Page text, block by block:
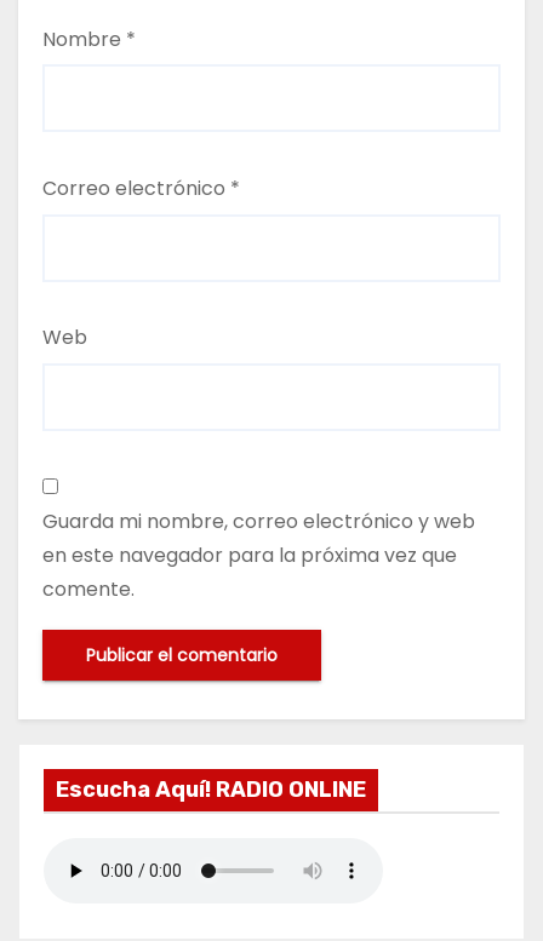
Nombre *
Correo electrónico *
Web
Guarda mi nombre, correo electrónico y web
en este navegador para la próxima vez que
comente.
Escucha Aquí! RADIO ONLINE